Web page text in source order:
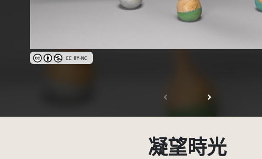
創用CC姓名標示-非商業性 3.0 台灣及其後版本(CC BY-NC 3.0 TW +)
凝望時光